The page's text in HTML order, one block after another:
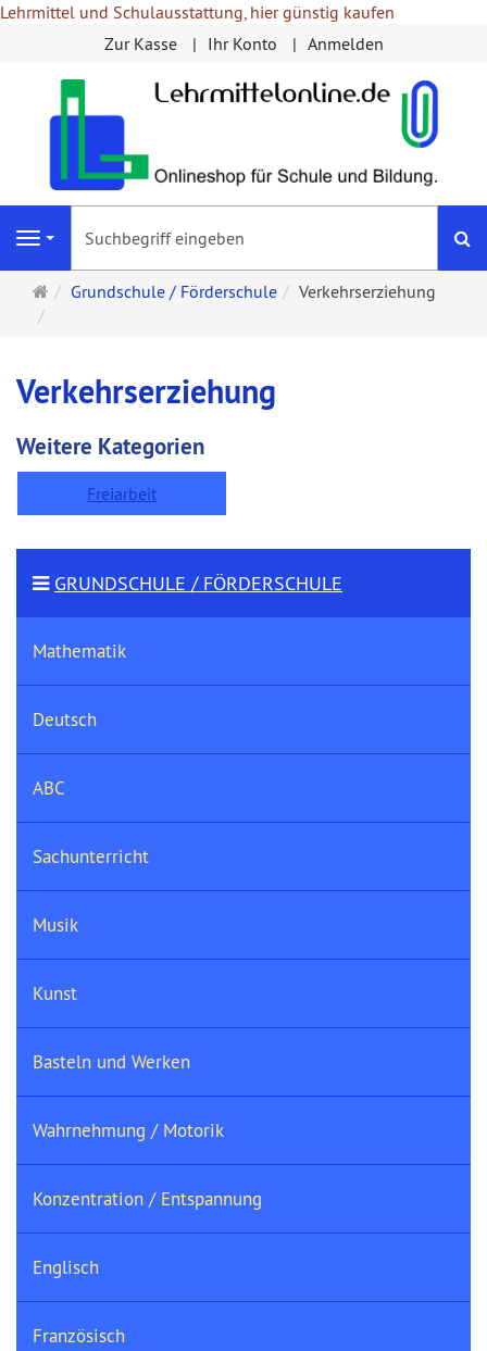
Lehrmittel und Schulausstattung, hier günstig kaufen
Zur Kasse
Ihr Konto Anmelden
Navigation
Startseite
Grundschule / Förderschule Verkehrserziehung
Verkehrserziehung
Weitere Kategorien
Freiarbeit
GRUNDSCHULE / FÖRDERSCHULE
Mathematik
Deutsch
ABC
Sachunterricht
Musik
Kunst
Basteln und Werken
Wahrnehmung / Motorik
Konzentration / Entspannung
Englisch
Französisch